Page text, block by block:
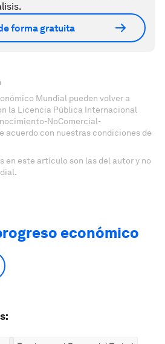
forma gratuita
Mundial pueden volver a
la Licencia Pública Internacional
NoComercial-
acuerdo con nuestras condiciones de
en este artículo son las del autor y no
económico